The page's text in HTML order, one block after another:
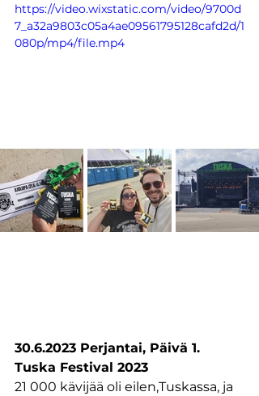
https://video.wixstatic.com/video/9700d
7_a32a9803c05a4ae09561795128cafd2d/1
080p/mp4/file.mp4
30.6.2023 Perjantai, Päivä 1.
Tuska Festival 2023
21 000 kävijää oli eilen,Tuskassa, ja